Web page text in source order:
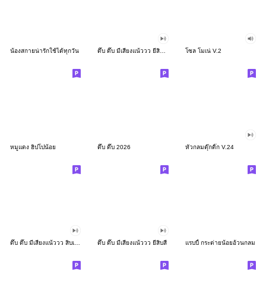
น้องสกายน่ารักใช้ได้ทุกวัน ดึ๊บ ดึ๊บ มีเสียงแน้ววว ยี่สิบสอง โซล โมเน่ V.2
หมูแดง ฮิปโปน้อย ดึ๊บ ดึ๊บ 2026 หัวกลมดุ๊กดิ๊ก V.24
ดึ๊บ ดึ๊บ มีเสียงแน้ววว ยี่สิบสี่ แรบบี้ กระต่ายน้อยอ้วนกลม